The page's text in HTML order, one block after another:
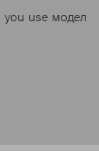
you use модел